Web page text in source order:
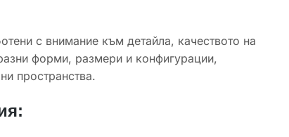
с внимание към детайла, качеството на
форми, размери и конфигурации,
пространства.